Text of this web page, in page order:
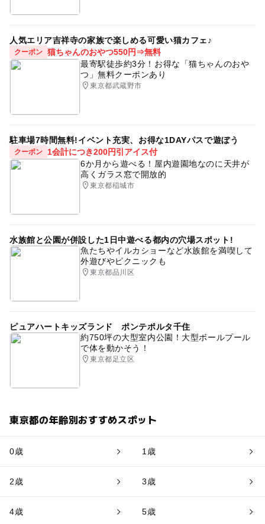
人気エリア吉祥寺の家族で楽しめる可愛い猫カフェ♪
クーポン 猫ちゃんのおやつ550円⇒無料
最寄駅徒歩約3分！お得な「猫ちゃんのおや
つ」無料クーポンあり
東京都武蔵野市
駐車場7時間無料!イベント充実、お得な1DAYパスで遊ぼう
クーポン
1会計につき200円引アイス付
6か月から遊べる！屋内遊園地なのに天井が
高くガラス窓で開放的
東京都稲城市
水族館と公園が併設した1日中遊べる都内の穴場スポット!
魚たちやイルカショーなど水族館を満喫して
外遊びやピクニックも
東京都品川区
ピュアハートキッズランド ポンテポルタ千住
約750坪の大型室内公園！大型ボールプール
で体を動かそう！
東京都足立区
東京都の年齢別おすすめスポット
0歳 1歳
2歳 3歳
4歳 5歳